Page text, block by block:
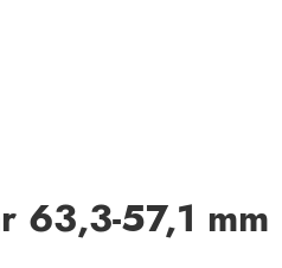
63,3-57,1 mm